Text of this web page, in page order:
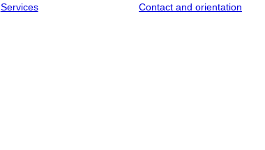
Services
Contact and orientation